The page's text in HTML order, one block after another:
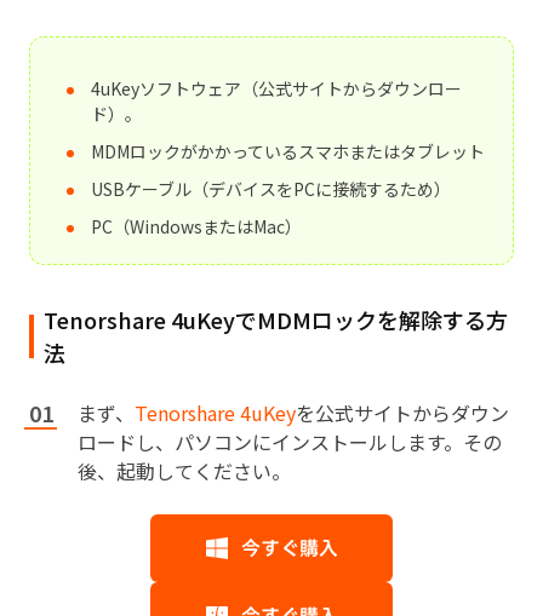
4uKeyソフトウェア（公式サイトからダウンロー
ド）。
MDMロックがかかっているスマホまたはタブレット
USBケーブル（デバイスをPCに接続するため）
PC（WindowsまたはMac）
Tenorshare 4uKeyでMDMロックを解除する方
法
まず、 Tenorshare 4uKeyを公式サイトからダウン
ロードし、パソコンにインストールします。その
後、起動してください。